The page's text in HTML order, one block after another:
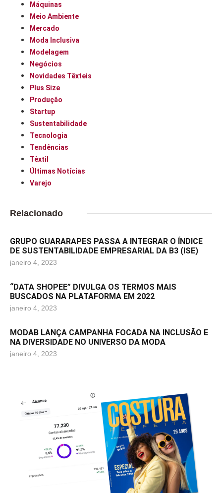
Máquinas
Meio Ambiente
Mercado
Moda Inclusiva
Modelagem
Negócios
Novidades Têxteis
Plus Size
Produção
Startup
Sustentabilidade
Tecnologia
Tendências
Têxtil
Últimas Notícias
Varejo
Relacionado
GRUPO GUARARAPES PASSA A INTEGRAR O ÍNDICE
DE SUSTENTABILIDADE EMPRESARIAL DA B3 (ISE)
janeiro 4, 2023
“DATA SHOPEE” DIVULGA OS TERMOS MAIS
BUSCADOS NA PLATAFORMA EM 2022
janeiro 4, 2023
MODAB LANÇA CAMPANHA FOCADA NA INCLUSÃO E
NA DIVERSIDADE NO UNIVERSO DA MODA
janeiro 4, 2023